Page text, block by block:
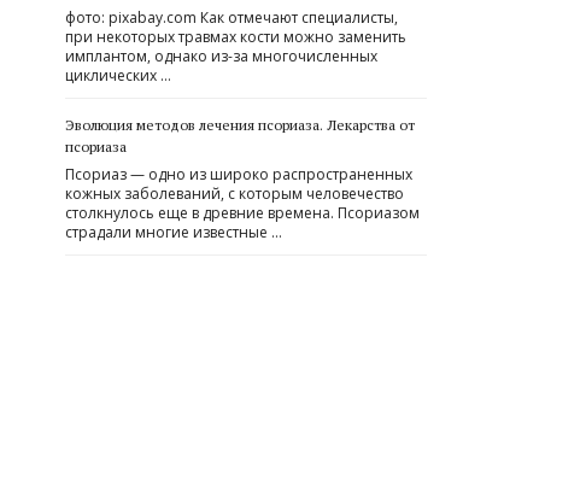
фото: pixabay.com Как отмечают специалисты,
при некоторых травмах кости можно заменить
имплантом, однако из-за многочисленных
циклических …
Эволюция методов лечения псориаза. Лекарства от
псориаза
Псориаз — одно из широко распространенных
кожных заболеваний, с которым человечество
столкнулось еще в древние времена. Псориазом
страдали многие известные …